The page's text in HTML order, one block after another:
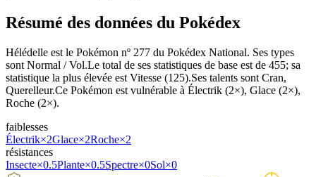
Résumé des données du Pokédex
Hélédelle est le Pokémon nº 277 du Pokédex National. Ses types
sont Normal / Vol.Le total de ses statistiques de base est de 455; sa
statistique la plus élevée est Vitesse (125).Ses talents sont Cran,
Querelleur.Ce Pokémon est vulnérable à Électrik (2×), Glace (2×),
Roche (2×).
faiblesses
Électrik×2Glace×2Roche×2
résistances
Insecte×0.5Plante×0.5Spectre×0Sol×0